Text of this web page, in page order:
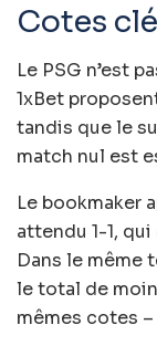
Cotes
Le PSG n’est
1xBet
tandis que le
match nul est
Le bookmaker
attendu 1-1,
Dans le même
le total de
mêmes cotes –